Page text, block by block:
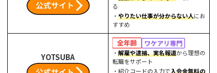
る
・ やりたい仕事が分からない人にお
すすめ
YOTSUBA ・ 解雇や逮捕、実名報道から理想の
転職をサポート
・紹介コードの入力で入会金無料の